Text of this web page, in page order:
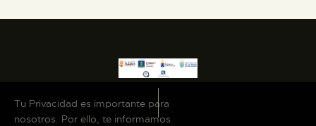
Tu Privacidad es importante para
nosotros. Por ello, te informamos